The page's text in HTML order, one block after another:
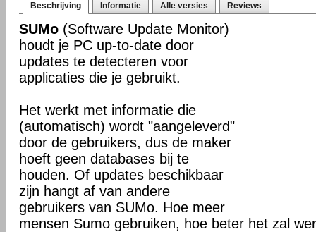
Beschrijving Informatie Alle versies Reviews
SUMo (Software Update Monitor)
houdt je PC up-to-date door
updates te detecteren voor
applicaties die je gebruikt.
Het werkt met informatie die
(automatisch) wordt "aangeleverd"
door de gebruikers, dus de maker
hoeft geen databases bij te
houden. Of updates beschikbaar
zijn hangt af van andere
gebruikers van SUMo. Hoe meer
mensen Sumo gebruiken, hoe beter het zal